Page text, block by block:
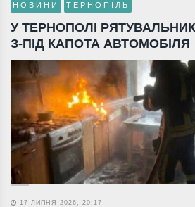
НОВИНИ ТЕРНОПІЛЬ
У ТЕРНОПОЛІ
З-ПІД КАПОТА АВТОМОБІЛЯ
17 ЛИПНЯ 2026, 20:17